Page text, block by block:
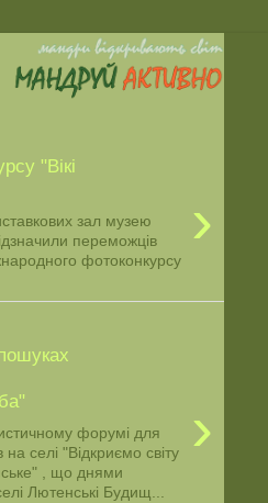
"Вікі
›
зал музею
переможців
фотоконкурсу
›
форумі для
на селі "Відкриємо світу
, що днями
Лютенські Будищ...